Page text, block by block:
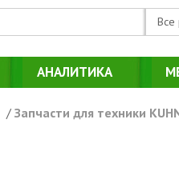
Все
АНАЛИТИКА
/ Запчасти для техники